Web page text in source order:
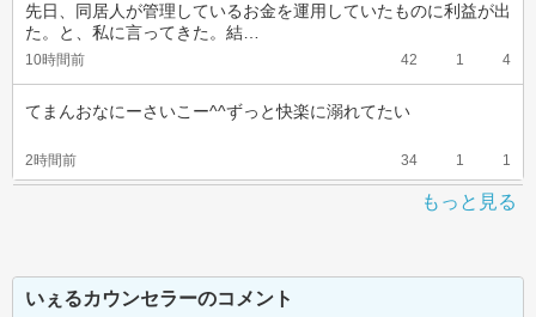
先日、同居人が管理しているお金を運用していたものに利益が出
た。と、私に言ってきた。結…
10時間前 42 1 4
てまんおなにーさいこー^^ずっと快楽に溺れてたい
2時間前 34 1 1
もっと見る
いぇるカウンセラーのコメント